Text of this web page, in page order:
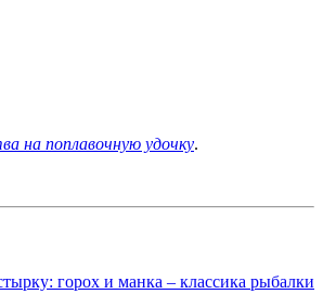
на поплавочную удочку.
горох и манка – классика рыбалки